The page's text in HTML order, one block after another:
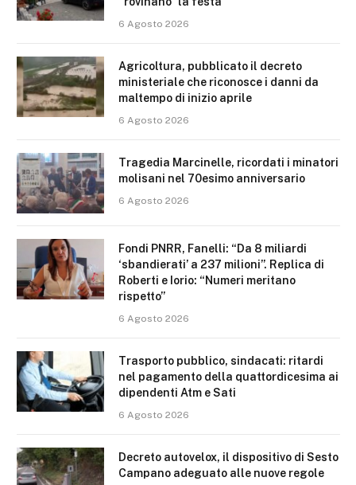
6 Agosto 2026
Agricoltura, pubblicato il decreto
ministeriale che riconosce i danni da
maltempo di inizio aprile
6 Agosto 2026
Tragedia Marcinelle, ricordati i minatori
molisani nel 70esimo anniversario
6 Agosto 2026
Fondi PNRR, Fanelli: “Da 8 miliardi
‘sbandierati’ a 237 milioni”. Replica di
Roberti e Iorio: “Numeri meritano
rispetto”
6 Agosto 2026
Trasporto pubblico, sindacati: ritardi
nel pagamento della quattordicesima ai
dipendenti Atm e Sati
6 Agosto 2026
Decreto autovelox, il dispositivo di Sesto
Campano adeguato alle nuove regole